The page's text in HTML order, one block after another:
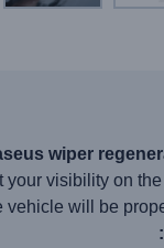
wiper
visibility on
will be